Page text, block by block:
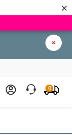
×
0